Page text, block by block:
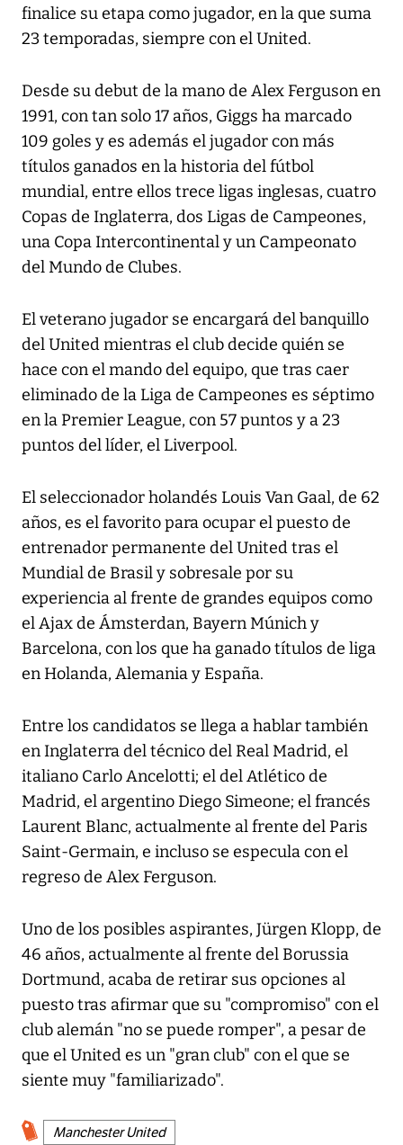
finalice su etapa como jugador, en la que suma
23 temporadas, siempre con el United.
Desde su debut de la mano de Alex Ferguson en
1991, con tan solo 17 años, Giggs ha marcado
109 goles y es además el jugador con más
títulos ganados en la historia del fútbol
mundial, entre ellos trece ligas inglesas, cuatro
Copas de Inglaterra, dos Ligas de Campeones,
una Copa Intercontinental y un Campeonato
del Mundo de Clubes.
El veterano jugador se encargará del banquillo
del United mientras el club decide quién se
hace con el mando del equipo, que tras caer
eliminado de la Liga de Campeones es séptimo
en la Premier League, con 57 puntos y a 23
puntos del líder, el Liverpool.
El seleccionador holandés Louis Van Gaal, de 62
años, es el favorito para ocupar el puesto de
entrenador permanente del United tras el
Mundial de Brasil y sobresale por su
experiencia al frente de grandes equipos como
el Ajax de Ámsterdan, Bayern Múnich y
Barcelona, con los que ha ganado títulos de liga
en Holanda, Alemania y España.
Entre los candidatos se llega a hablar también
en Inglaterra del técnico del Real Madrid, el
italiano Carlo Ancelotti; el del Atlético de
Madrid, el argentino Diego Simeone; el francés
Laurent Blanc, actualmente al frente del Paris
Saint-Germain, e incluso se especula con el
regreso de Alex Ferguson.
Uno de los posibles aspirantes, Jürgen Klopp, de
46 años, actualmente al frente del Borussia
Dortmund, acaba de retirar sus opciones al
puesto tras afirmar que su "compromiso" con el
club alemán "no se puede romper", a pesar de
que el United es un "gran club" con el que se
siente muy "familiarizado".
Manchester United